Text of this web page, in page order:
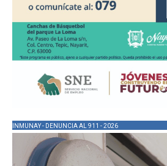
INMUNAY - DENUNCIA AL 911 - 2026